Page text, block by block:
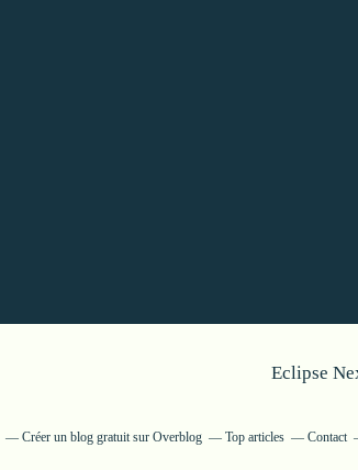
Eclipse
Créer un blog gratuit sur Overblog Top articles Contact